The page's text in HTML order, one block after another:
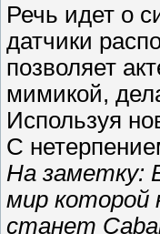
Речь идет о
датчики
позволяет
мимикой,
Используя
С
На заметку:
мир которой
станет